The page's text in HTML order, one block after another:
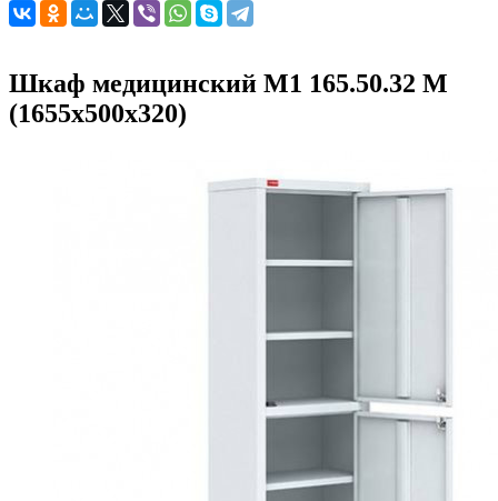
Шкаф медицинский М1 165.50.32 М
(1655x500x320)